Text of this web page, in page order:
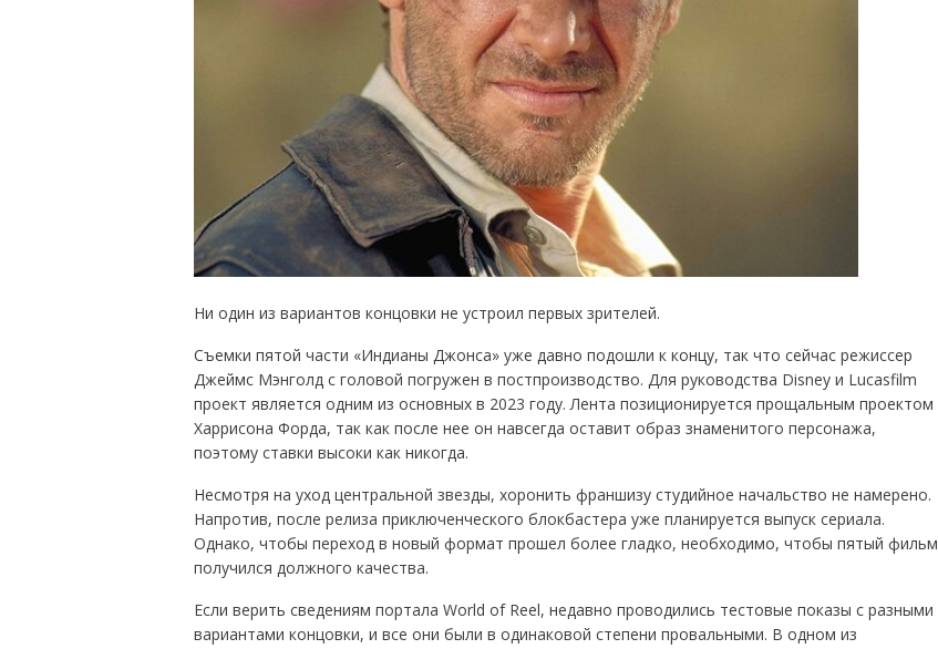
Ни один из вариантов концовки не устроил первых зрителей.
Съемки пятой части «Индианы Джонса» уже давно подошли к концу, так что сейчас режиссер
Джеймс Мэнголд с головой погружен в постпроизводство. Для руководства Disney и Lucasfilm
проект является одним из основных в 2023 году. Лента позиционируется прощальным проектом
Харрисона Форда, так как после нее он навсегда оставит образ знаменитого персонажа,
поэтому ставки высоки как никогда.
Несмотря на уход центральной звезды, хоронить франшизу студийное начальство не намерено.
Напротив, после релиза приключенческого блокбастера уже планируется выпуск сериала.
Однако, чтобы переход в новый формат прошел более гладко, необходимо, чтобы пятый фильм
получился должного качества.
Если верить сведениям портала World of Reel, недавно проводились тестовые показы с разными
вариантами концовки, и все они были в одинаковой степени провальными. В одном из